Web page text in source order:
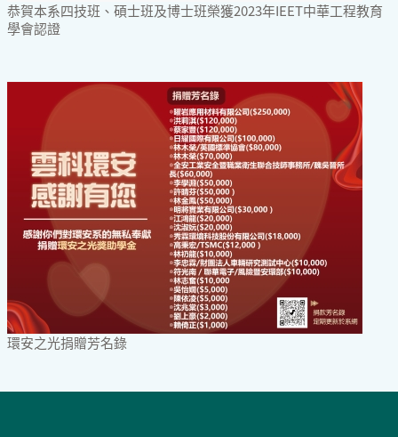
恭賀本系四技班、碩士班及博士班榮獲2023年IEET中華工程教育
學會認證
環安之光捐贈芳名錄